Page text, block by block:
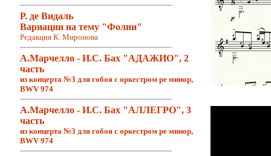
Р. де Видаль
Вариации на тему "Фолии"
Редакция К. Миронова
А.Марчелло - И.С. Бах "АДАЖИО", 2
часть
из концерта №3 для гобоя с оркестром ре минор,
BWV 974
А.Марчелло - И.С. Бах "АЛЛЕГРО", 3
часть
из концерта №3 для гобоя с оркестром ре минор,
BWV 974